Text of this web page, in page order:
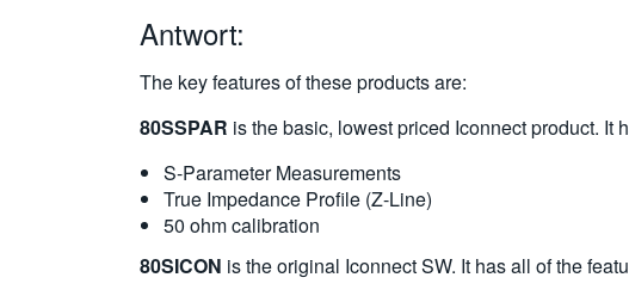
Antwort:
The key features of these products are:
80SSPAR is the basic, lowest priced Iconnect product. It
S-Parameter Measurements
True Impedance Profile (Z-Line)
50 ohm calibration
80SICON is the original Iconnect SW. It has all of the